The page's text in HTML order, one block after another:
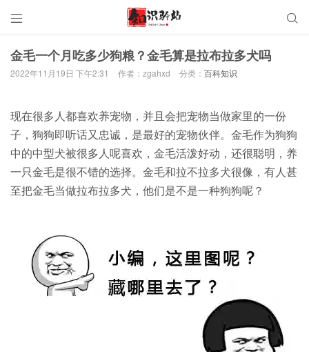
 
金毛一个月吃多少狗粮？金毛算是拉布拉多犬吗
2022年11月19日 下午2:31 作者：zgahxd 分类： 百科知识
现在很多人都喜欢养宠物，并且会把宠物当做家里的一份
子，狗狗即听话又忠诚，是最好的宠物伙伴。金毛作为狗狗
中的中型犬被很多人呢喜欢，金毛活泼好动，还很聪明，养
一只金毛是很不错的选择。金毛和拉不拉多犬很像，有人甚
至把金毛当做拉布拉多犬，他们是不是一种狗狗呢？